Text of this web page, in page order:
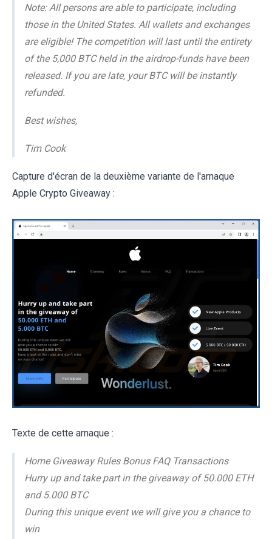
Note: All persons are able to participate, including
those in the United States. All wallets and exchanges
are eligible! The competition will last until the entirety
of the 5,000 BTC held in the airdrop-funds have been
released. If you are late, your BTC will be instantly
refunded.
Best wishes,
Tim Cook
Capture d'écran de la deuxième variante de l'arnaque
Apple Crypto Giveaway :
Texte de cette arnaque :
Home Giveaway Rules Bonus FAQ Transactions
Hurry up and take part in the giveaway of 50.000 ETH
and 5.000 BTC
During this unique event we will give you a chance to
win